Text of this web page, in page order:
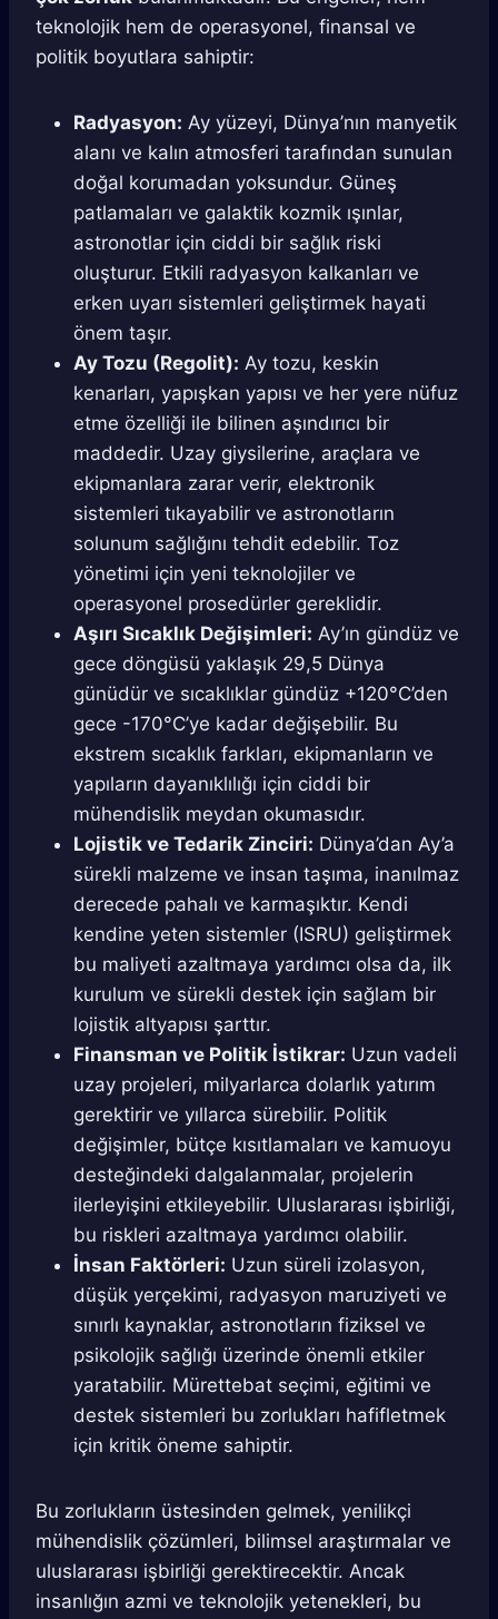
teknolojik hem de operasyonel, finansal ve
politik boyutlara sahiptir:
Radyasyon: Ay yüzeyi, Dünya’nın manyetik
alanı ve kalın atmosferi tarafından sunulan
doğal korumadan yoksundur. Güneş
patlamaları ve galaktik kozmik ışınlar,
astronotlar için ciddi bir sağlık riski
oluşturur. Etkili radyasyon kalkanları ve
erken uyarı sistemleri geliştirmek hayati
önem taşır.
Ay Tozu (Regolit): Ay tozu, keskin
kenarları, yapışkan yapısı ve her yere nüfuz
etme özelliği ile bilinen aşındırıcı bir
maddedir. Uzay giysilerine, araçlara ve
ekipmanlara zarar verir, elektronik
sistemleri tıkayabilir ve astronotların
solunum sağlığını tehdit edebilir. Toz
yönetimi için yeni teknolojiler ve
operasyonel prosedürler gereklidir.
Aşırı Sıcaklık Değişimleri: Ay’ın gündüz ve
gece döngüsü yaklaşık 29,5 Dünya
günüdür ve sıcaklıklar gündüz +120°C’den
gece -170°C’ye kadar değişebilir. Bu
ekstrem sıcaklık farkları, ekipmanların ve
yapıların dayanıklılığı için ciddi bir
mühendislik meydan okumasıdır.
Lojistik ve Tedarik Zinciri: Dünya’dan Ay’a
sürekli malzeme ve insan taşıma, inanılmaz
derecede pahalı ve karmaşıktır. Kendi
kendine yeten sistemler (ISRU) geliştirmek
bu maliyeti azaltmaya yardımcı olsa da, ilk
kurulum ve sürekli destek için sağlam bir
lojistik altyapısı şarttır.
Finansman ve Politik İstikrar: Uzun vadeli
uzay projeleri, milyarlarca dolarlık yatırım
gerektirir ve yıllarca sürebilir. Politik
değişimler, bütçe kısıtlamaları ve kamuoyu
desteğindeki dalgalanmalar, projelerin
ilerleyişini etkileyebilir. Uluslararası işbirliği,
bu riskleri azaltmaya yardımcı olabilir.
İnsan Faktörleri: Uzun süreli izolasyon,
düşük yerçekimi, radyasyon maruziyeti ve
sınırlı kaynaklar, astronotların fiziksel ve
psikolojik sağlığı üzerinde önemli etkiler
yaratabilir. Mürettebat seçimi, eğitimi ve
destek sistemleri bu zorlukları hafifletmek
için kritik öneme sahiptir.
Bu zorlukların üstesinden gelmek, yenilikçi
mühendislik çözümleri, bilimsel araştırmalar ve
uluslararası işbirliği gerektirecektir. Ancak
insanlığın azmi ve teknolojik yetenekleri, bu